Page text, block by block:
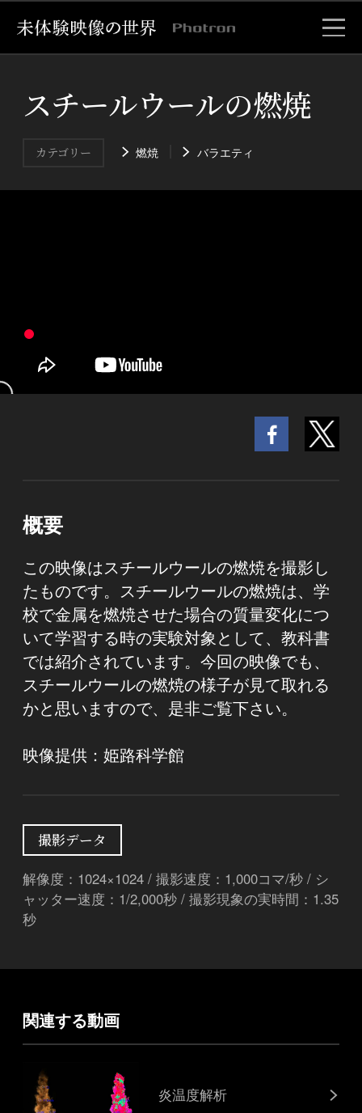
スチールウールの燃焼
カテゴリー 燃焼 バラエティ
概要
この映像はスチールウールの燃焼を撮影し
たものです。スチールウールの燃焼は、学
校で金属を燃焼させた場合の質量変化につ
いて学習する時の実験対象として、教科書
では紹介されています。今回の映像でも、
スチールウールの燃焼の様子が見て取れる
かと思いますので、是非ご覧下さい。
映像提供：姫路科学館
撮影データ
解像度：1024×1024 / 撮影速度：1,000コマ/秒 / シ
ャッター速度：1/2,000秒 / 撮影現象の実時間：1.35
秒
関連する動画
炎温度解析